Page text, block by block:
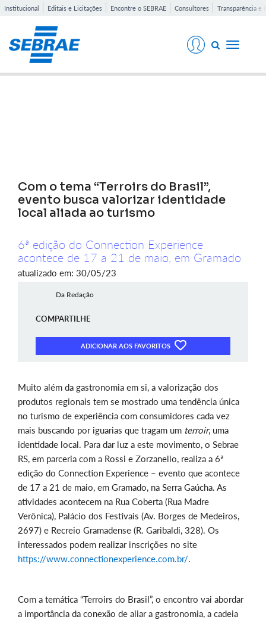
Institucional Editais e Licitações Encontre o SEBRAE Consultores Transparência e
Toggle
Com o tema “Terroirs do Brasil”,
evento busca valorizar identidade
local aliada ao turismo
6ª edição do Connection Experience
acontece de 17 a 21 de maio, em Gramado
atualizado em: 30/05/23
Da Redação
COMPARTILHE
ADICIONAR AOS FAVORITOS
Muito além da gastronomia em si, a valorização dos
produtos regionais tem se mostrado uma tendência única
no turismo de experiência com consumidores cada vez
mais buscando por iguarias que tragam um terroir, uma
identidade local. Para dar luz a este movimento, o Sebrae
RS, em parceria com a Rossi e Zorzanello, realiza a 6ª
edição do Connection Experience – evento que acontece
de 17 a 21 de maio, em Gramado, na Serra Gaúcha. As
atividades acontecem na Rua Coberta (Rua Madre
Verônica), Palácio dos Festivais (Av. Borges de Medeiros,
2697) e Recreio Gramadense (R. Garibaldi, 328). Os
interessados podem realizar inscrições no site
https://www.connectionexperience.com.br/.
Com a temática “Terroirs do Brasil”, o encontro vai abordar
a importância da conexão de aliar a gastronomia, a cadeia